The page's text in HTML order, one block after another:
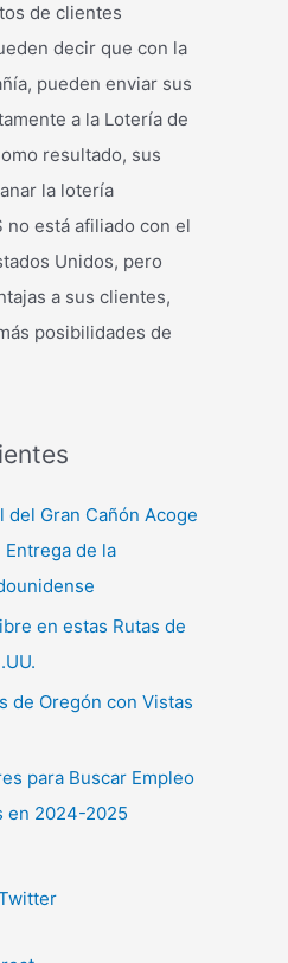
de clientes
decir que con la
pueden enviar sus
a la Lotería de
resultado, sus
la lotería
no está afiliado con el
Unidos, pero
a sus clientes,
posibilidades de
del Gran Cañón Acoge
de la
en estas Rutas de
de Oregón con Vistas
para Buscar Empleo
en 2024-2025